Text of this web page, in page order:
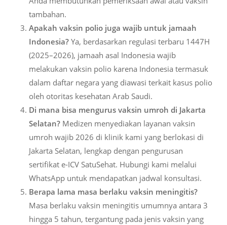
tambahan.
Apakah vaksin polio juga wajib untuk jamaah
Indonesia? Ya, berdasarkan regulasi terbaru 1447H
(2025–2026), jamaah asal Indonesia wajib
melakukan vaksin polio karena Indonesia termasuk
dalam daftar negara yang diawasi terkait kasus polio
oleh otoritas kesehatan Arab Saudi.
Di mana bisa mengurus vaksin umroh di Jakarta
Selatan? Medizen menyediakan layanan vaksin
umroh wajib 2026 di klinik kami yang berlokasi di
Jakarta Selatan, lengkap dengan pengurusan
sertifikat e-ICV SatuSehat. Hubungi kami melalui
WhatsApp untuk mendapatkan jadwal konsultasi.
Berapa lama masa berlaku vaksin meningitis?
Masa berlaku vaksin meningitis umumnya antara 3
hingga 5 tahun, tergantung pada jenis vaksin yang